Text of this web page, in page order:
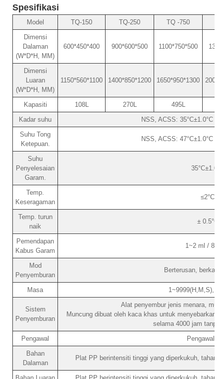
Spesifikasi
Model TQ-150 TQ-250 TQ -750
Dimensi
Dalaman
(W*D*H, MM)
600*450*400 900*600*500 1100*750*500
Dimensi
Luaran
(W*D*H, MM)
1150*560*1100 1400*850*1200 1650*950*1300
Kapasiti 108L 270L 495L
Kadar suhu
NSS, ACSS: 35°C±1.0°C /
Suhu Tong
Ketepuan.
NSS, ACSS: 47°C±1.0°C /
Suhu
Penyelesaian
Garam.
Temp.
Keseragaman
≤2°C
Temp. turun
naik
± 0.5°C
Pemendapan
Kabus Garam
1~2 ml /
Mod
Penyemburan
Berterusan,
Masa 1~9999(H,M,S),
Sistem
Penyemburan
Alat penyembur jenis menara,
Muncung dibuat oleh kaca khas untuk menyebarkan
selama 4000 jam tanpa
Pengawal
Pengawal
Bahan
Dalaman
Plat PP berintensiti tinggi yang diperkukuh, tahan